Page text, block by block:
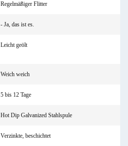
Regelmäßiger Flitter
- Ja, das ist es.
Leicht geölt
Weich weich
5 bis 12 Tage
Hot Dip Galvanized Stahlspule
Verzinkte, beschichtet